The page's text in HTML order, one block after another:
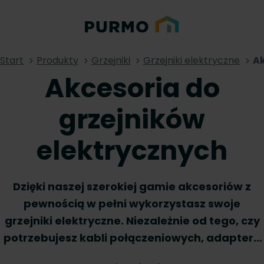
Start Produkty Grzejniki Grzejniki elektryczne
Akcesoria do
grzejników
elektrycznych
Dzięki naszej szerokiej gamie akcesoriów z
pewnością w pełni wykorzystasz swoje
grzejniki elektryczne. Niezależnie od tego, czy
potrzebujesz kabli połączeniowych, adaptera